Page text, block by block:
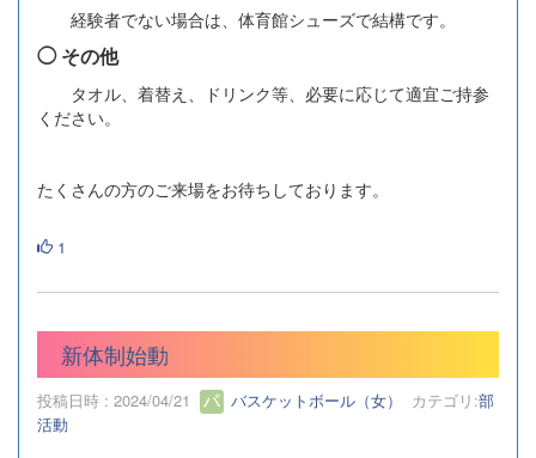
経験者でない場合は、体育館シューズで結構です。
◯ その他
タオル、着替え、ドリンク等、必要に応じて適宜ご持参
ください。
たくさんの方のご来場をお待ちしております。
1
新体制始動
投稿日時 : 2024/04/21 バスケットボール（女） カテゴリ:部
活動